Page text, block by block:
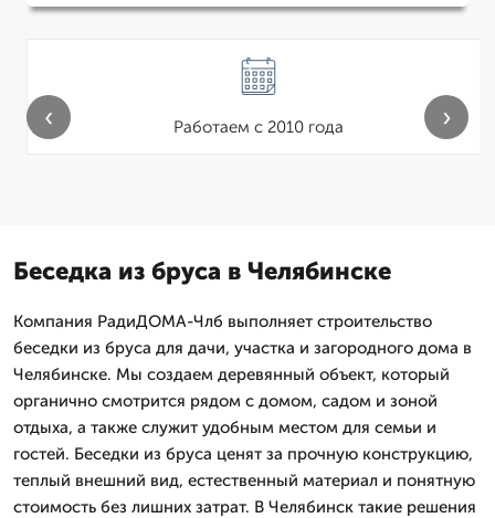
Работаем с 2010 года
‹ ›
Беседка из бруса в Челябинске
Компания РадиДОМА-Члб выполняет строительство
беседки из бруса для дачи, участка и загородного дома в
Челябинске. Мы создаем деревянный объект, который
органично смотрится рядом с домом, садом и зоной
отдыха, а также служит удобным местом для семьи и
гостей. Беседки из бруса ценят за прочную конструкцию,
теплый внешний вид, естественный материал и понятную
стоимость без лишних затрат. В Челябинск такие решения